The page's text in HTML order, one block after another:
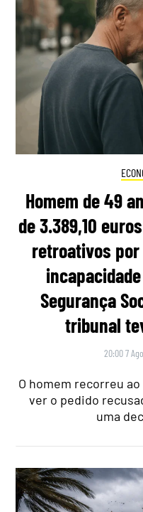
Homem de 49
de 3.389,10
retroativos
Segurança
tribunal
20:00 7
O homem recorreu
ver o pedido
uma